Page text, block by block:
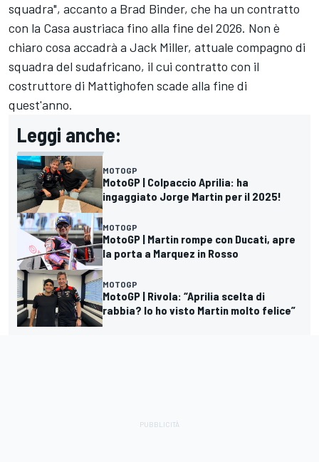
squadra", accanto a Brad Binder, che ha un contratto
con la Casa austriaca fino alla fine del 2026. Non è
chiaro cosa accadrà a Jack Miller, attuale compagno di
squadra del sudafricano, il cui contratto con il
costruttore di Mattighofen scade alla fine di
quest'anno.
Leggi anche:
MOTOGP
MotoGP | Colpaccio Aprilia: ha
ingaggiato Jorge Martin per il 2025!
MOTOGP
MotoGP | Martin rompe con Ducati, apre
la porta a Marquez in Rosso
MOTOGP
MotoGP | Rivola: “Aprilia scelta di
rabbia? Io ho visto Martin molto felice”